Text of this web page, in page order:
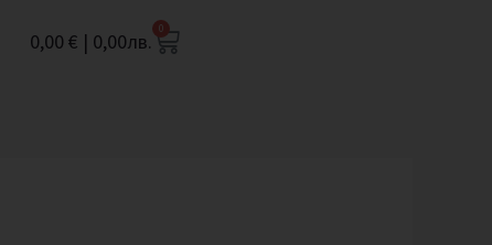
0,00€ | 0,00лв. 0
Cart